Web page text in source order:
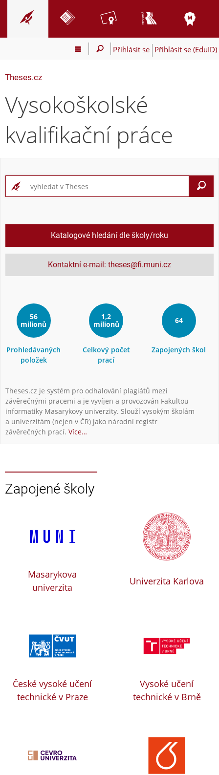
Přihlásit se Přihlásit se (EduID)
Theses.cz
Vysokoškolské
kvalifikační práce
Katalogové hledání dle školy/roku
Kontaktní e-mail: theses@fi.muni.cz
56
milionů
Prohledávaných
položek
1,2
milionů
Celkový počet
prací
64
Zapojených škol
Theses.cz je systém pro odhalování plagiátů mezi
závěrečnými pracemi a je vyvíjen a provozován Fakultou
informatiky Masarykovy univerzity. Slouží vysokým školám
a univerzitám (nejen v ČR) jako národní registr
závěrečných prací. Více…
Zapojené školy
Masarykova
univerzita
Univerzita Karlova
České vysoké učení
technické v Praze
Vysoké učení
technické v Brně